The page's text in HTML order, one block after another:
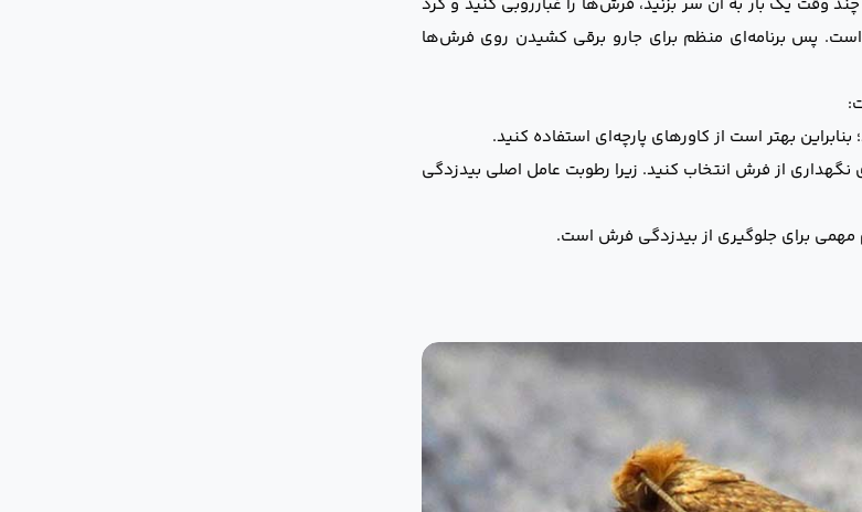
است. پس برنامه‌ای منظم برای جارو برقی کشیدن روی فرش‌ها
بهتر است از کاورهای پارچه‌ای استفاده کنید.
از فرش انتخاب کنید. زیرا رطوبت عامل اصلی بیدزدگی
مهمی برای جلوگیری از بیدزدگی فرش است.